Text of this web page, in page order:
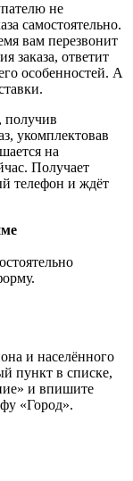
не
самостоятельно.
вам перезвонит
заказа, ответит
особенностей. А
получив
укомплектовав
на
Получает
телефон и ждёт
и населённого
пункт в списке,
и впишите
«Город».